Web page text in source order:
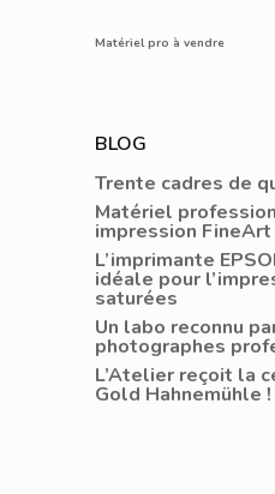
Matériel pro à vendre
BLOG
Trente cadres de
Matériel
impression FineArt
L’imprimante
idéale pour
saturées
Un labo reconnu
photographes
L’Atelier reçoit la
Gold Hahnemühle !